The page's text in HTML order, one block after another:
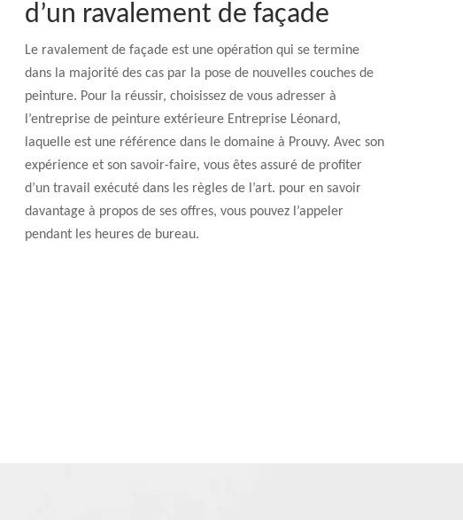
d’un ravalement de façade
Le ravalement de façade est une opération qui se termine
dans la majorité des cas par la pose de nouvelles couches de
peinture. Pour la réussir, choisissez de vous adresser à
l’entreprise de peinture extérieure Entreprise Léonard,
laquelle est une référence dans le domaine à Prouvy. Avec son
expérience et son savoir-faire, vous êtes assuré de profiter
d’un travail exécuté dans les règles de l’art. pour en savoir
davantage à propos de ses offres, vous pouvez l’appeler
pendant les heures de bureau.